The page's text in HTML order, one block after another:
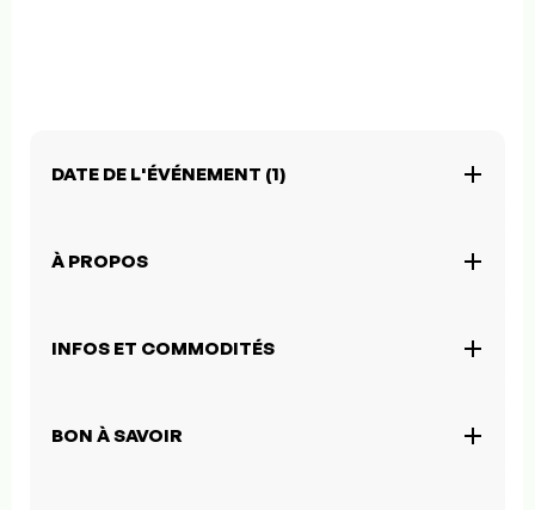
DATE DE L'ÉVÉNEMENT (1)
À PROPOS
INFOS ET COMMODITÉS
BON À SAVOIR